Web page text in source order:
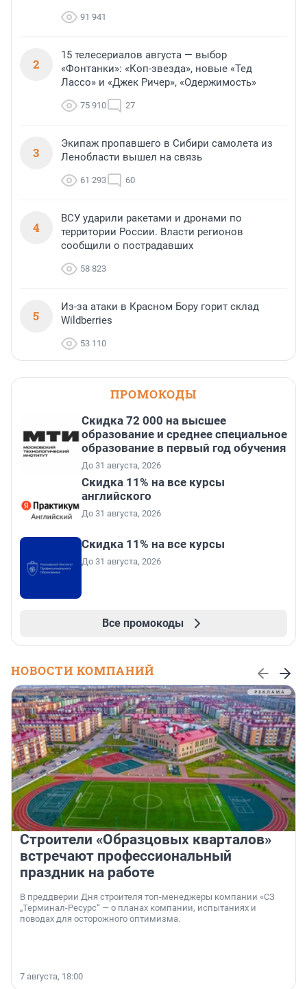
91 941
2
15 телесериалов августа — выбор
«Фонтанки»: «Коп-звезда», новые «Тед
Лассо» и «Джек Ричер», «Одержимость»
75 910 27
3
Экипаж пропавшего в Сибири самолета из
Ленобласти вышел на связь
61 293 60
4
ВСУ ударили ракетами и дронами по
территории России. Власти регионов
сообщили о пострадавших
58 823
5
Из-за атаки в Красном Бору горит склад
Wildberries
53 110
ПРОМОКОДЫ
Скидка 72 000 на высшее
образование и среднее специальное
образование в первый год обучения
До 31 августа, 2026
Скидка 11% на все курсы
английского
До 31 августа, 2026
Скидка 11% на все курсы
До 31 августа, 2026
Все промокоды
НОВОСТИ КОМПАНИЙ
Строители «Образцовых кварталов»
встречают профессиональный
праздник на работе
В преддверии Дня строителя топ-менеджеры компании «СЗ
„Терминал-Ресурс“ — о планах компании, испытаниях и
поводах для осторожного оптимизма.
7 августа, 18:00